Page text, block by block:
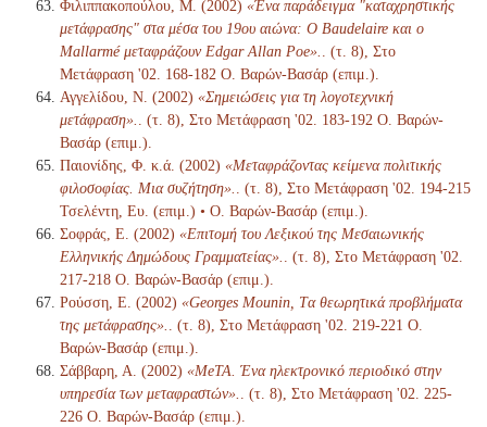
Φιλιππακοπούλου, Μ. (2002) «Ένα παράδειγμα "καταχρηστικής
μετάφρασης" στα μέσα του 19ου αιώνα: Ο Baudelaire και ο
Mallarmé μεταφράζουν Edgar Allan Poe».
. (τ. 8), Στο
Μετάφραση '02. 168-182 Ο. Βαρών-Βασάρ (επιμ.).
Αγγελίδου, Ν. (2002) «Σημειώσεις για τη λογοτεχνική
μετάφραση».
. (τ. 8), Στο Μετάφραση '02. 183-192 Ο. Βαρών-
Βασάρ (επιμ.).
Παιονίδης, Φ. κ.ά. (2002) «Μεταφράζοντας κείμενα πολιτικής
φιλοσοφίας. Μια συζήτηση».
. (τ. 8), Στο Μετάφραση '02. 194-215
Τσελέντη, Ευ. (επιμ.) • Ο. Βαρών-Βασάρ (επιμ.).
Σοφράς, Ε. (2002) «Επιτομή του Λεξικού της Μεσαιωνικής
Ελληνικής Δημώδους Γραμματείας».
. (τ. 8), Στο Μετάφραση '02.
217-218 Ο. Βαρών-Βασάρ (επιμ.).
Ρούσση, Ε. (2002) «Georges Mounin, Tα θεωρητικά προβλήματα
της μετάφρασης».
. (τ. 8), Στο Μετάφραση '02. 219-221 Ο.
Βαρών-Βασάρ (επιμ.).
Σάββαρη, Α. (2002) «MeTA. Ένα ηλεκτρονικό περιοδικό στην
υπηρεσία των μεταφραστών».
. (τ. 8), Στο Μετάφραση '02. 225-
226 Ο. Βαρών-Βασάρ (επιμ.).